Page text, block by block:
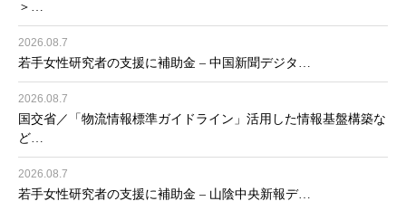
＞…
2026.08.7
若手女性研究者の支援に補助金 – 中国新聞デジタ…
2026.08.7
国交省／「物流情報標準ガイドライン」活用した情報基盤構築な
ど…
2026.08.7
若手女性研究者の支援に補助金 – 山陰中央新報デ…